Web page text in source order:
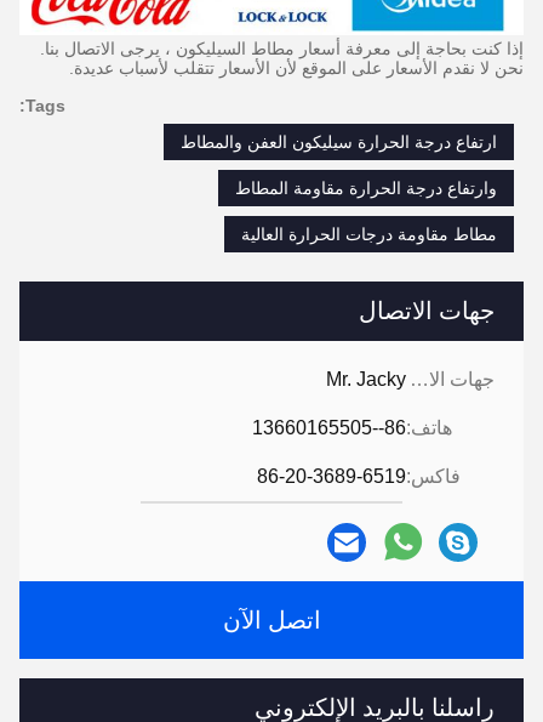
جهات الاتصال
جهات الاتصال: Mr. Jacky
هاتف:86--13660165505
فاكس:86-20-3689-6519
اتصل الآن
راسلنا بالبريد الإلكتروني
إذا كنت بحاجة إلى معرفة أسعار مطاط السيليكون ، يرجى الاتصال بنا.
نحن لا نقدم الأسعار على الموقع لأن الأسعار تتقلب لأسباب عديدة.
Tags:
ارتفاع درجة الحرارة سيليكون العفن والمطاط
وارتفاع درجة الحرارة مقاومة المطاط
مطاط مقاومة درجات الحرارة العالية